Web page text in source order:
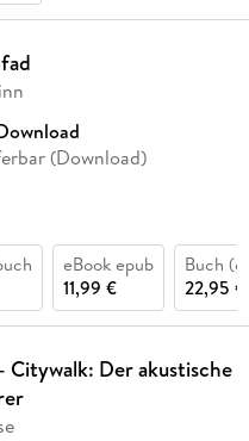
(Download)
eBook epub
11,99 €
Buch
22,95 €
Citywalk: Der akustische